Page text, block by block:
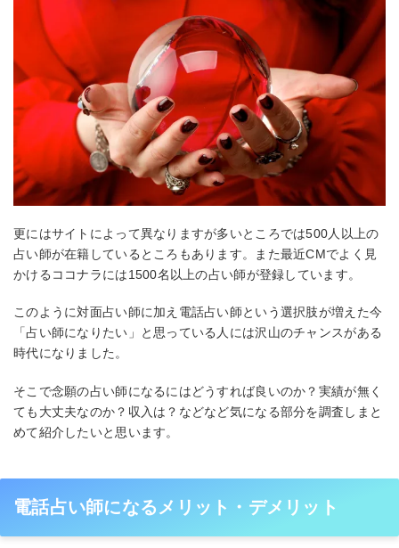
更にはサイトによって異なりますが多いところでは500人以上の
占い師が在籍しているところもあります。また最近CMでよく見
かけるココナラには1500名以上の占い師が登録しています。
このように対面占い師に加え電話占い師という選択肢が増えた今
「占い師になりたい」と思っている人には沢山のチャンスがある
時代になりました。
そこで念願の占い師になるにはどうすれば良いのか？実績が無く
ても大丈夫なのか？収入は？などなど気になる部分を調査しまと
めて紹介したいと思います。
電話占い師になるメリット・デメリット